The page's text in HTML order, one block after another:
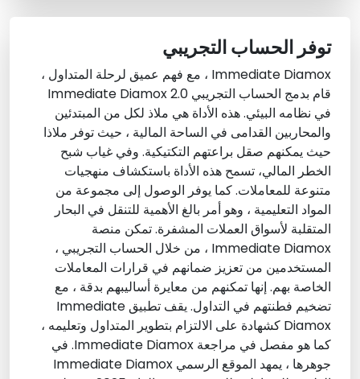
توفر الحساب التجريبي
Immediate Diamox ، مع فهم عميق لرحلة المتداول ،
قام بدمج الحساب التجريبي Immediate Diamox 2.0
في نظامه البيئي. هذه الأداة هي ملاذ لكل من المبتدئين
والمحاربين القدامى في الساحة المالية ، حيث توفر ملاذا
حيث يمكنهم صقل براعتهم التكتيكية. وفي غياب شبح
الخطر المالي، تسمح هذه الأداة باستكشاف منهجيات
متنوعة للمعاملات. كما يوفر الوصول إلى مجموعة من
المواد التعليمية ، وهو أمر بالغ الأهمية للتنقل في البحار
المتقلبة لأسواق العملات المشفرة. تمكن منصة
Immediate Diamox ، من خلال الحساب التجريبي ،
المستخدمين من تعزيز ضمانهم في قرارات المعاملات
الخاصة بهم. إنها تمكنهم من معايرة أساليبهم بدقة ، مع
تضخيم فطنتهم في التداول. يقف تطبيق Immediate
Diamox كشهادة على الالتزام بتطوير المتداول وتعليمه ،
كما هو مفصل في مراجعة Immediate Diamox. في
جوهرها ، يمهد الموقع الرسمي Immediate Diamox